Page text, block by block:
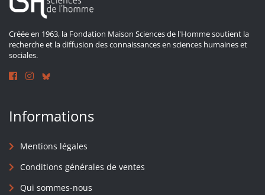
Créée en 1963, la Fondation Maison Sciences de l'Homme soutient la
recherche et la diffusion des connaissances en sciences humaines et
sociales.
Informations
Mentions légales
Conditions générales de ventes
Qui sommes-nous